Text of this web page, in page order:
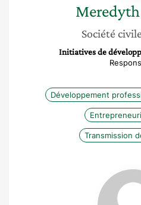
Meredyth
Société civile
Initiatives de
Développement
Transmission